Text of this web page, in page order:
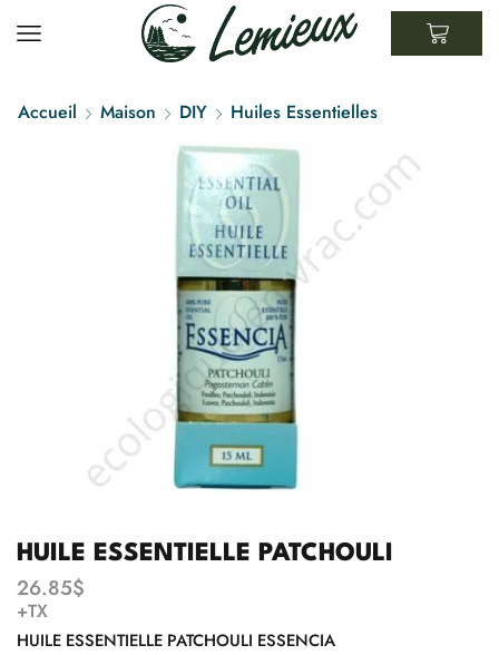
Accueil Maison DIY Huiles Essentielles
HUILE ESSENTIELLE PATCHOULI
26.85$
+TX
HUILE ESSENTIELLE PATCHOULI ESSENCIA